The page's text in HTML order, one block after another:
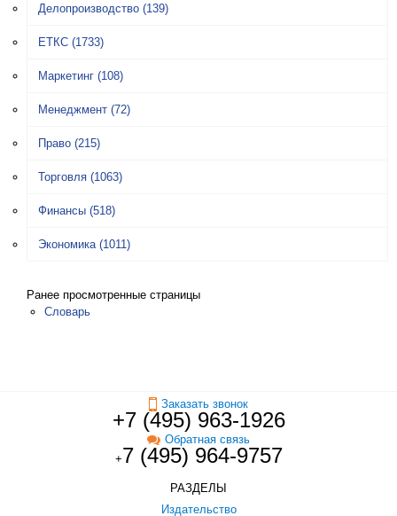
Делопроизводство (139)
ЕТКС (1733)
Маркетинг (108)
Менеджмент (72)
Право (215)
Торговля (1063)
Финансы (518)
Экономика (1011)
Ранее просмотренные страницы
Словарь
Заказать звонок
+7 (495) 963-1926
Обратная связь
+7 (495) 964-9757
РАЗДЕЛЫ
Издательство